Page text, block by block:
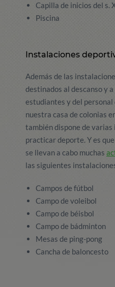
Capilla de inicios del s.
Piscina
Instalaciones
Además de las
destinados al descanso y
estudiantes y del personal
nuestra casa de colonias
también dispone de
practicar deporte. Y es
se llevan a cabo muchas
las siguientes
Campos de fútbol
Campo de voleibol
Campo de béisbol
Campo de bádminton
Mesas de ping-pong
Cancha de baloncesto